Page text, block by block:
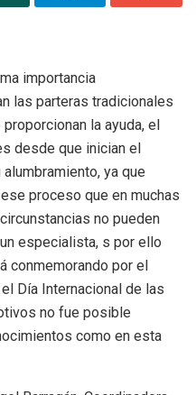
importancia
las parteras tradicionales
la ayuda, el
desde que inician el
ya que
proceso que en muchas
no pueden
especialista, s por ello
conmemorando por el
Día Internacional de las
no fue posible
como en esta